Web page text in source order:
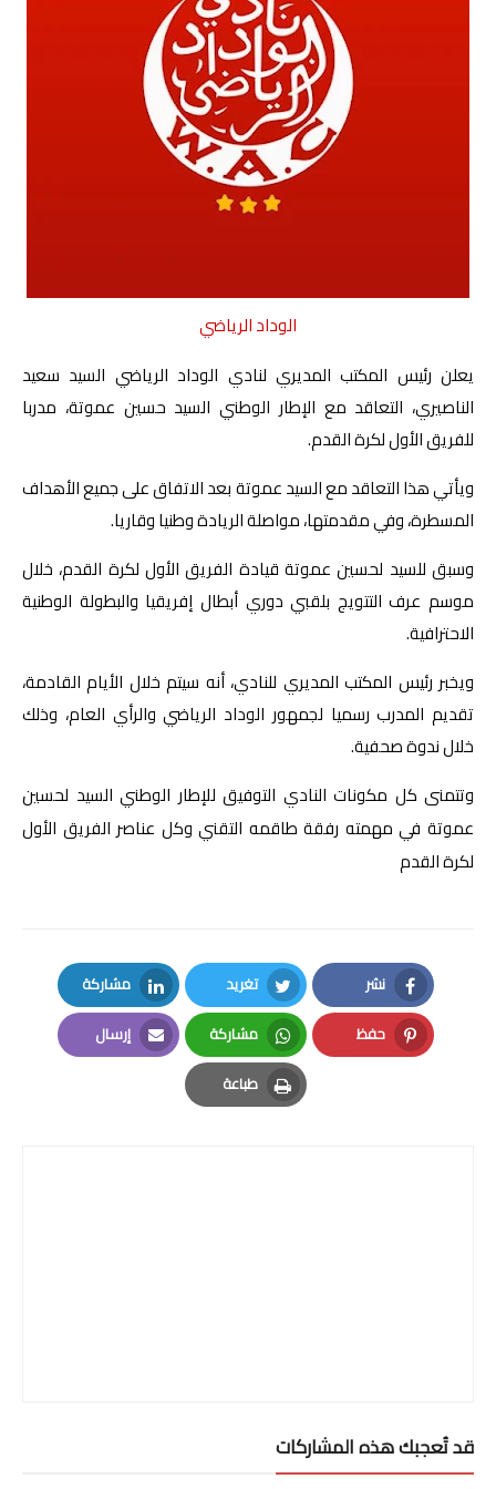
صوت وصورة
الوداد الرياضي
يعلن رئيس المكتب المديري لنادي الوداد الرياضي السيد سعيد
الناصيري، التعاقد مع الإطار الوطني السيد حسين عموتة، مدربا
للفريق الأول لكرة القدم.
ويأتي هذا التعاقد مع السيد عموتة بعد الاتفاق على جميع الأهداف
المسطرة، وفي مقدمتها، مواصلة الريادة وطنيا وقاريا.
وسبق للسيد لحسين عموتة قيادة الفريق الأول لكرة القدم، خلال
موسم عرف التتويج بلقبي دوري أبطال إفريقيا والبطولة الوطنية
الاحترافية.
ويخبر رئيس المكتب المديري للنادي، أنه سيتم خلال الأيام القادمة،
تقديم المدرب رسميا لجمهور الوداد الرياضي والرأي العام، وذلك
خلال ندوة صحفية.
وتتمنى كل مكونات النادي التوفيق للإطار الوطني السيد لحسين
عموتة في مهمته رفقة طاقمه التقني وكل عناصر الفريق الأول
لكرة القدم
نشر
Facebook
تغريد
Twitter
مشاركة
LinkedIn
حفظ
Pinterest
مشاركة
Whatsapp
إرسال
Email
طباعة
Print
قد تُعجبك هذه المشاركات